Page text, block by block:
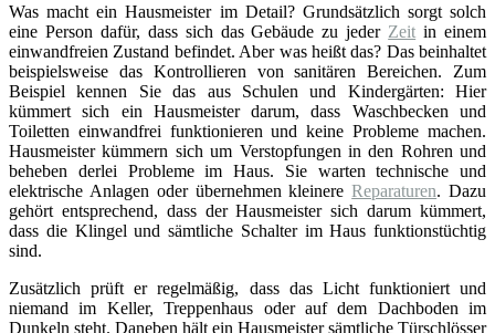
Was macht ein Hausmeister im Detail? Grundsätzlich sorgt solch
eine Person dafür, dass sich das Gebäude zu jeder Zeit in einem
einwandfreien Zustand befindet. Aber was heißt das? Das beinhaltet
beispielsweise das Kontrollieren von sanitären Bereichen. Zum
Beispiel kennen Sie das aus Schulen und Kindergärten: Hier
kümmert sich ein Hausmeister darum, dass Waschbecken und
Toiletten einwandfrei funktionieren und keine Probleme machen.
Hausmeister kümmern sich um Verstopfungen in den Rohren und
beheben derlei Probleme im Haus. Sie warten technische und
elektrische Anlagen oder übernehmen kleinereReparaturen. Dazu
gehört entsprechend, dass der Hausmeister sich darum kümmert,
dass die Klingel und sämtliche Schalter im Haus funktionstüchtig
sind.
Zusätzlich prüft er regelmäßig, dass das Licht funktioniert und
niemand im Keller, Treppenhaus oder auf dem Dachboden im
Dunkeln steht. Daneben hält ein Hausmeister sämtliche Türschlösser